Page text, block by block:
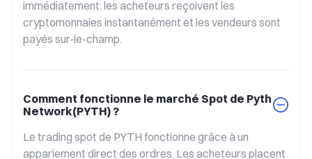
immédiatement: les acheteurs reçoivent les
cryptomonnaies instantanément et les vendeurs sont
payés sur-le-champ.
Comment fonctionne le marché Spot de Pyth
Network(PYTH) ?
Le trading spot de PYTH fonctionne grâce à un
appariement direct des ordres. Les acheteurs placent